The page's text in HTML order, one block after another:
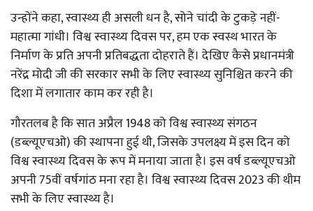
उन्होंने कहा, स्वास्थ्य ही असली धन है, सोने चांदी के टुकड़े नहीं-
महात्मा गांधी। विश्व स्वास्थ्य दिवस पर, हम एक स्वस्थ भारत के
निर्माण के प्रति अपनी प्रतिबद्धता दोहराते हैं। देखिए कैसे प्रधानमंत्री
नरेंद्र मोदी जी की सरकार सभी के लिए स्वास्थ्य सुनिश्चित करने की
दिशा में लगातार काम कर रही है।
गौरतलब है कि सात अप्रैल 1948 को विश्व स्वास्थ्य संगठन
(डब्ल्यूएचओ) की स्थापना हुई थी, जिसके उपलक्ष्य में इस दिन को
विश्व स्वास्थ्य दिवस के रूप में मनाया जाता है। इस वर्ष डब्ल्यूएचओ
अपनी 75वीं वर्षगांठ मना रहा है। विश्व स्वास्थ्य दिवस 2023 की थीम
सभी के लिए स्वास्थ्य है।